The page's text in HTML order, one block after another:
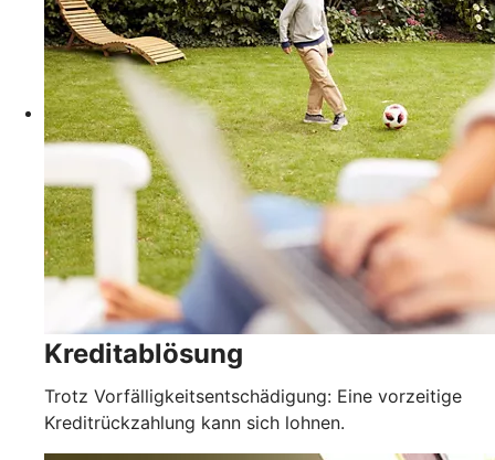
Kreditablösung
Trotz Vorfälligkeitsentschädigung: Eine vorzeitige
Kreditrückzahlung kann sich lohnen.